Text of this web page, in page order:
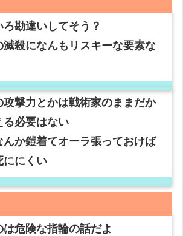
勘違いしてそう？
滅殺になんもリスキーな要素な
攻撃力とかは戦術家のままだか
る必要はない
んか鎧着てオーラ張っておけば
ににくい
は危険な指輪の話だよ